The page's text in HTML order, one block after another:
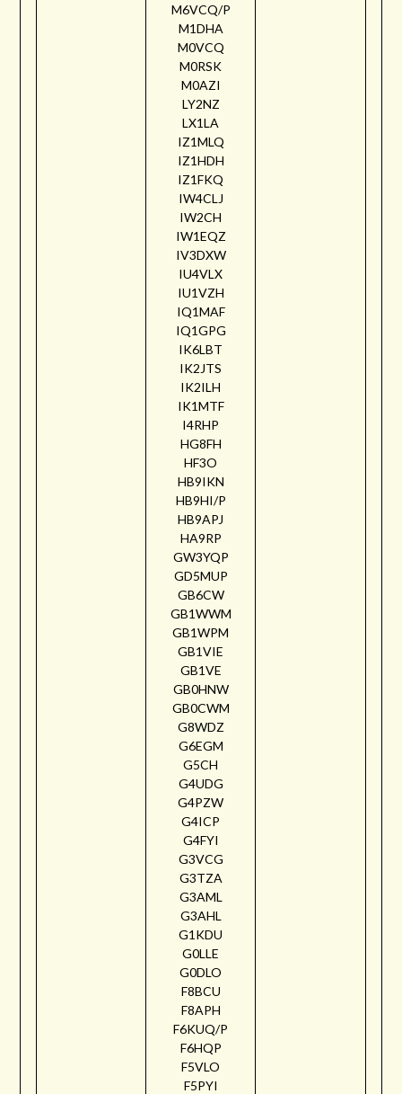
M6VCQ/P
M1DHA
M0VCQ
M0RSK
M0AZI
LY2NZ
LX1LA
IZ1MLQ
IZ1HDH
IZ1FKQ
IW4CLJ
IW2CH
IW1EQZ
IV3DXW
IU4VLX
IU1VZH
IQ1MAF
IQ1GPG
IK6LBT
IK2JTS
IK2ILH
IK1MTF
I4RHP
HG8FH
HF3O
HB9IKN
HB9HI/P
HB9APJ
HA9RP
GW3YQP
GD5MUP
GB6CW
GB1WWM
GB1WPM
GB1VIE
GB1VE
GB0HNW
GB0CWM
G8WDZ
G6EGM
G5CH
G4UDG
G4PZW
G4ICP
G4FYI
G3VCG
G3TZA
G3AML
G3AHL
G1KDU
G0LLE
G0DLO
F8BCU
F8APH
F6KUQ/P
F6HQP
F5VLO
F5PYI